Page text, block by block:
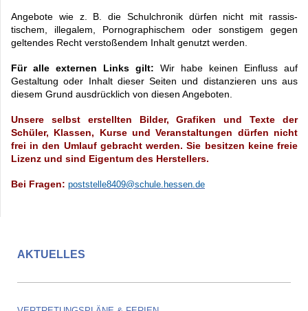
Angebote wie z. B. die Schulchronik dürfen nicht mit rassis-
tischem,
illegalem, Pornographischem oder sonstigem gegen
geltendes Recht verstoßendem Inhalt genutzt werden.
Für alle externen Links gilt:
Wir habe keinen Einfluss auf
Gestaltung oder Inhalt dieser Seiten und distanzieren uns aus
diesem Grund ausdrücklich von diesen Angeboten.
Unsere selbst erstellten Bilder, Grafiken und Texte der
Schüler, Klassen, Kurse und Veranstaltungen dürfen nicht
frei in den Umlauf gebracht werden. Sie besitzen keine freie
Lizenz und sind Eigentum des Herstellers.
Bei Fragen: poststelle8409@schule.hessen.de
AKTUELLES